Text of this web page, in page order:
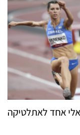
אחד לאתלטיקה